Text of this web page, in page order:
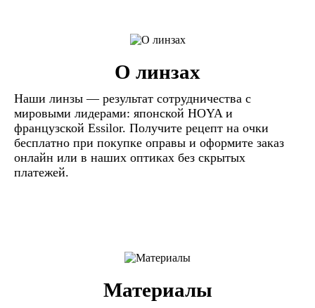
О линзах
Наши линзы — результат сотрудничества с
мировыми лидерами: японской HOYA и
французской Essilor. Получите рецепт на очки
бесплатно при покупке оправы и оформите заказ
онлайн или в наших оптиках без скрытых
платежей.
Материалы